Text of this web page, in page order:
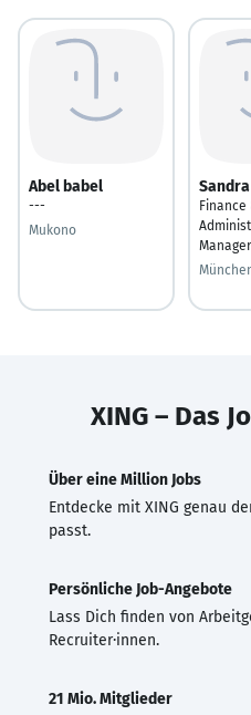
Abel babel
---
Mukono
Finance
Manager
XING – Das
Über eine Million Jobs
Entdecke mit XING genau
passt.
Persönliche Job-Angebote
Lass Dich finden von
Recruiter·innen.
21 Mio. Mitglieder